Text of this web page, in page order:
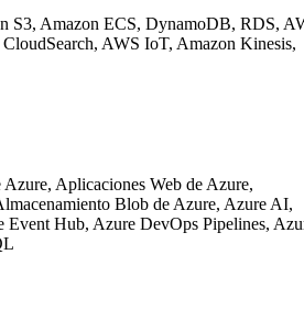
S3, Amazon ECS, DynamoDB, RDS,
AWS IoT, Amazon Kinesis,
Aplicaciones Web de Azure,
Blob de Azure, Azure AI,
Hub, Azure DevOps Pipelines,